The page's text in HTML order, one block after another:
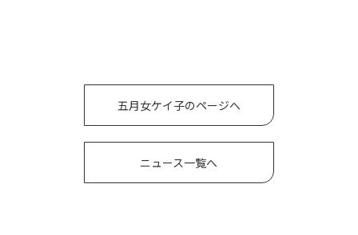
五月女ケイ子のページへ
ニュース一覧へ